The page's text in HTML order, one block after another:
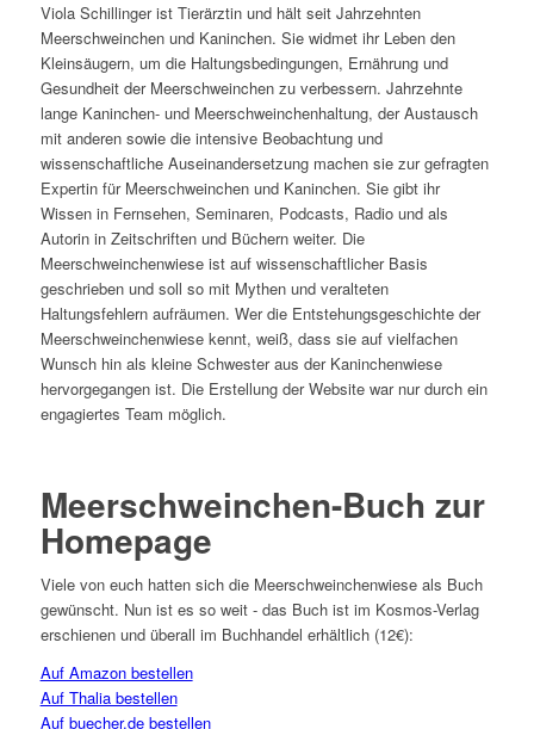
Viola Schillinger ist Tierärztin und hält seit Jahrzehnten
Meerschweinchen und Kaninchen. Sie widmet ihr Leben den
Kleinsäugern, um die Haltungsbedingungen, Ernährung und
Gesundheit der Meerschweinchen zu verbessern. Jahrzehnte
lange Kaninchen- und Meerschweinchenhaltung, der Austausch
mit anderen sowie die intensive Beobachtung und
wissenschaftliche Auseinandersetzung machen sie zur gefragten
Expertin für Meerschweinchen und Kaninchen. Sie gibt ihr
Wissen in Fernsehen, Seminaren, Podcasts, Radio und als
Autorin in Zeitschriften und Büchern weiter. Die
Meerschweinchenwiese ist auf wissenschaftlicher Basis
geschrieben und soll so mit Mythen und veralteten
Haltungsfehlern aufräumen. Wer die Entstehungsgeschichte der
Meerschweinchenwiese kennt, weiß, dass sie auf vielfachen
Wunsch hin als kleine Schwester aus der Kaninchenwiese
hervorgegangen ist. Die Erstellung der Website war nur durch ein
engagiertes Team möglich.
Meerschweinchen-Buch zur
Homepage
Viele von euch hatten sich die Meerschweinchenwiese als Buch
gewünscht. Nun ist es so weit - das Buch ist im Kosmos-Verlag
erschienen und überall im Buchhandel erhältlich (12€):
Auf Amazon bestellen
Auf Thalia bestellen
Auf buecher.de bestellen